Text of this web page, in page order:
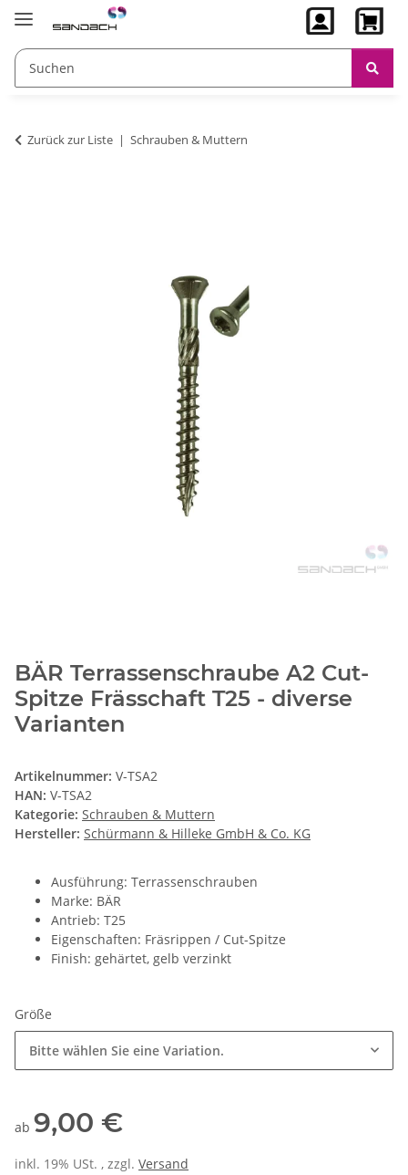
Zurück zur Liste Schrauben & Muttern
BÄR Terrassenschraube A2 Cut-
Spitze Frässchaft T25 - diverse
Varianten
Artikelnummer: V-TSA2
HAN: V-TSA2
Kategorie: Schrauben & Muttern
Hersteller: Schürmann & Hilleke GmbH & Co. KG
Ausführung: Terrassenschrauben
Marke: BÄR
Antrieb: T25
Eigenschaften: Fräsrippen / Cut-Spitze
Finish: gehärtet, gelb verzinkt
Größe
Bitte wählen Sie eine Variation.
ab 9,00 €
inkl. 19% USt. , zzgl. Versand